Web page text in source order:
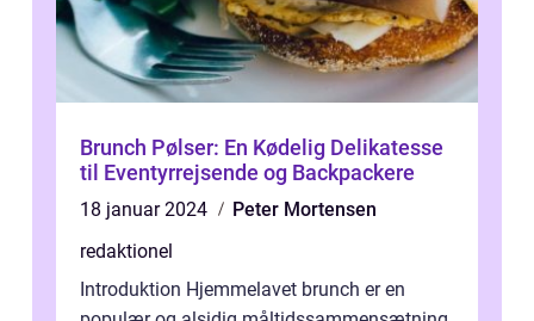
Brunch Pølser: En Kødelig Delikatesse
til Eventyrrejsende og Backpackere
18 januar 2024
Peter Mortensen
redaktionel
Introduktion Hjemmelavet brunch er en